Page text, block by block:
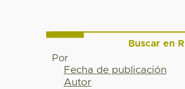
Buscar en RI
Por
Fecha de publicación
Autor